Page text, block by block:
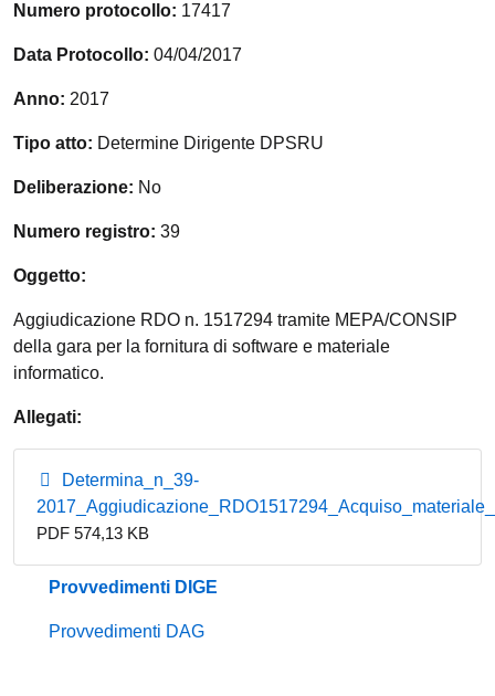
Numero protocollo: 17417
Data Protocollo: 04/04/2017
Anno: 2017
Tipo atto: Determine Dirigente DPSRU
Deliberazione: No
Numero registro: 39
Oggetto:
Aggiudicazione RDO n. 1517294 tramite MEPA/CONSIP
della gara per la fornitura di software e materiale
informatico.
Allegati:
Determina_n_39-
PDF 574,13 KB
Provvedimenti DIGE
Provvedimenti DAG